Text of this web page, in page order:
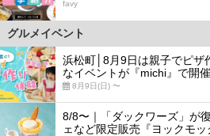
favy
グルメイベント
浜松町│8月9日は親子でピ
なイベントが『michi』で開催
8月9日(日) 〜
8/8〜｜「ダックワーズ」が
ェなど限定販売『ヨックモッ